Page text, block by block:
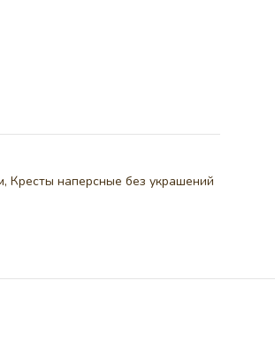
, Кресты наперсные без украшений